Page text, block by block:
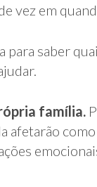
vez em
para saber
família.
afetarão